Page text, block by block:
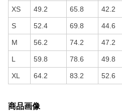
XS 49.2 65.8 42.2
S 52.4 69.8 44.6
M 56.2 74.2 47.2
L 59.8 78.6 49.8
XL 64.2 83.2 52.6
商品画像